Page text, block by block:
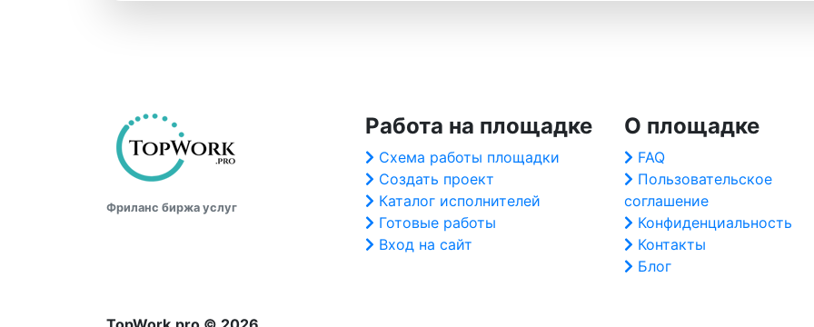
Фриланс биржа услуг
Работа на площадке
Схема работы площадки
Создать проект
Каталог исполнителей
Готовые работы
Вход на сайт
О площадке
FAQ
Пользовательское
соглашение
Конфиденциальность
Контакты
Блог